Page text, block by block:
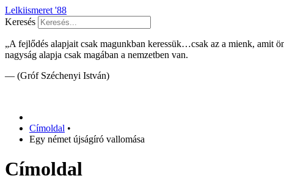
Lelkiismeret '88
Keresés
„A fejlődés alapjait csak magunkban keressük…csak az a mienk, amit
nagyság alapja csak magában a nemzetben van.
— (Gróf Széchenyi István)
Címoldal •
Egy német újságíró vallomása
Címoldal